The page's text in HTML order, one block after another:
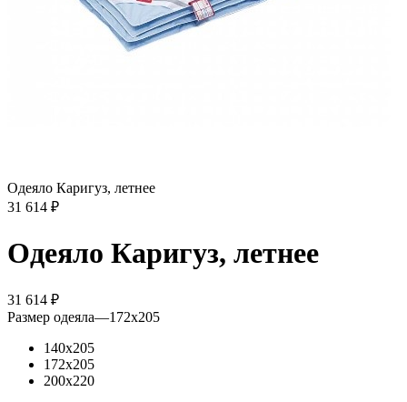
Одеяло Каригуз, летнее
31 614 ₽
Одеяло Каригуз, летнее
31 614 ₽
Размер одеяла—172х205
140х205
172х205
200х220